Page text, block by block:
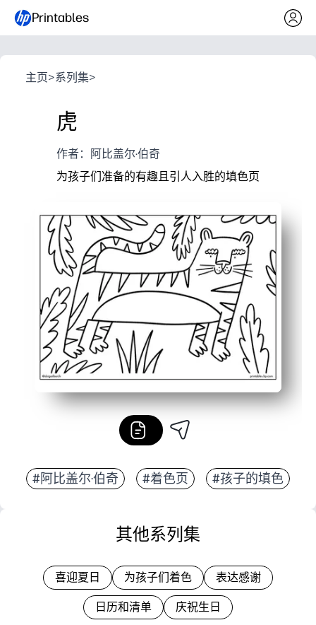
Printables
主页>系列集>
虎
作者：阿比盖尔·伯奇
为孩子们准备的有趣且引人入胜的填色页
#阿比盖尔·伯奇 #着色页 #孩子的填色
其他系列集
喜迎夏日 为孩子们着色 表达感谢
日历和清单 庆祝生日